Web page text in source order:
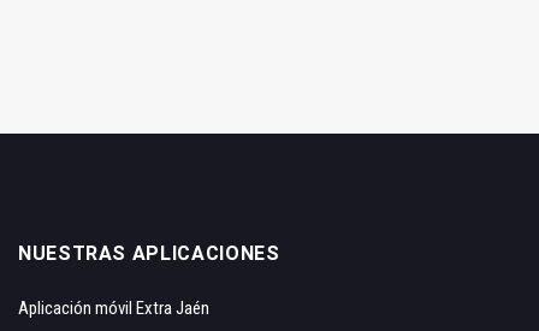
NUESTRAS APLICACIONES
Aplicación móvil Extra Jaén